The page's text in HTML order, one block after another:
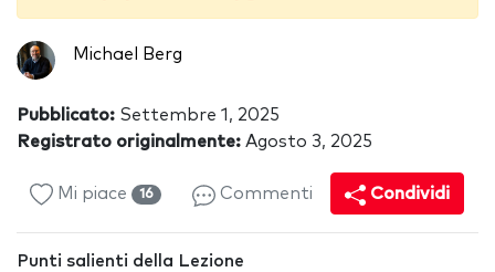
Michael Berg
Pubblicato: Settembre 1, 2025
Registrato originalmente: Agosto 3, 2025
Mi piace 16 Commenti Condividi
Punti salienti della Lezione